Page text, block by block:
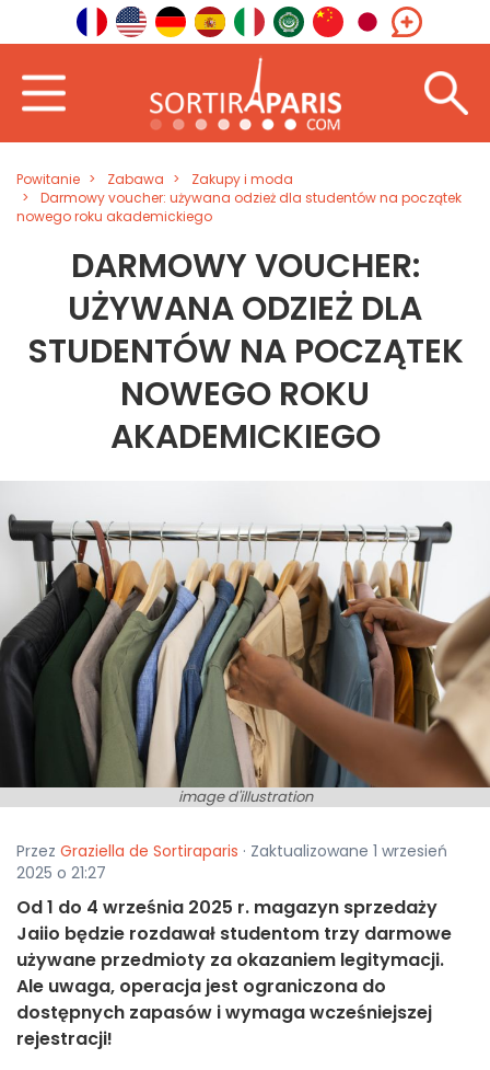
Powitanie Zabawa
Zakupy i moda
Darmowy voucher: używana odzież dla studentów na początek
nowego roku akademickiego
DARMOWY VOUCHER:
UŻYWANA ODZIEŻ DLA
STUDENTÓW NA POCZĄTEK
NOWEGO ROKU
AKADEMICKIEGO
image d'illustration
Przez Graziella de Sortiraparis · Zaktualizowane 1 wrzesień
2025 o 21:27
Od 1 do 4 września 2025 r. magazyn sprzedaży
Jaiio będzie rozdawał studentom trzy darmowe
używane przedmioty za okazaniem legitymacji.
Ale uwaga, operacja jest ograniczona do
dostępnych zapasów i wymaga wcześniejszej
rejestracji!